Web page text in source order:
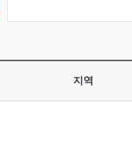
지역